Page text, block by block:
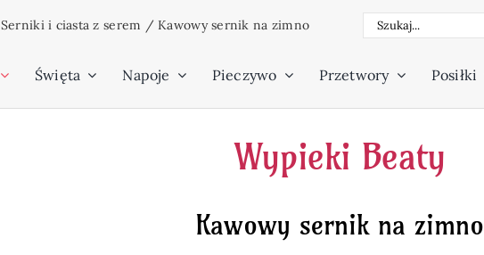
Serniki i ciasta z serem /Kawowy sernik na zimno Szukaj
Święta Napoje Pieczywo Przetwory Posiłki
Wypieki Beaty
Kawowy sernik na zimno